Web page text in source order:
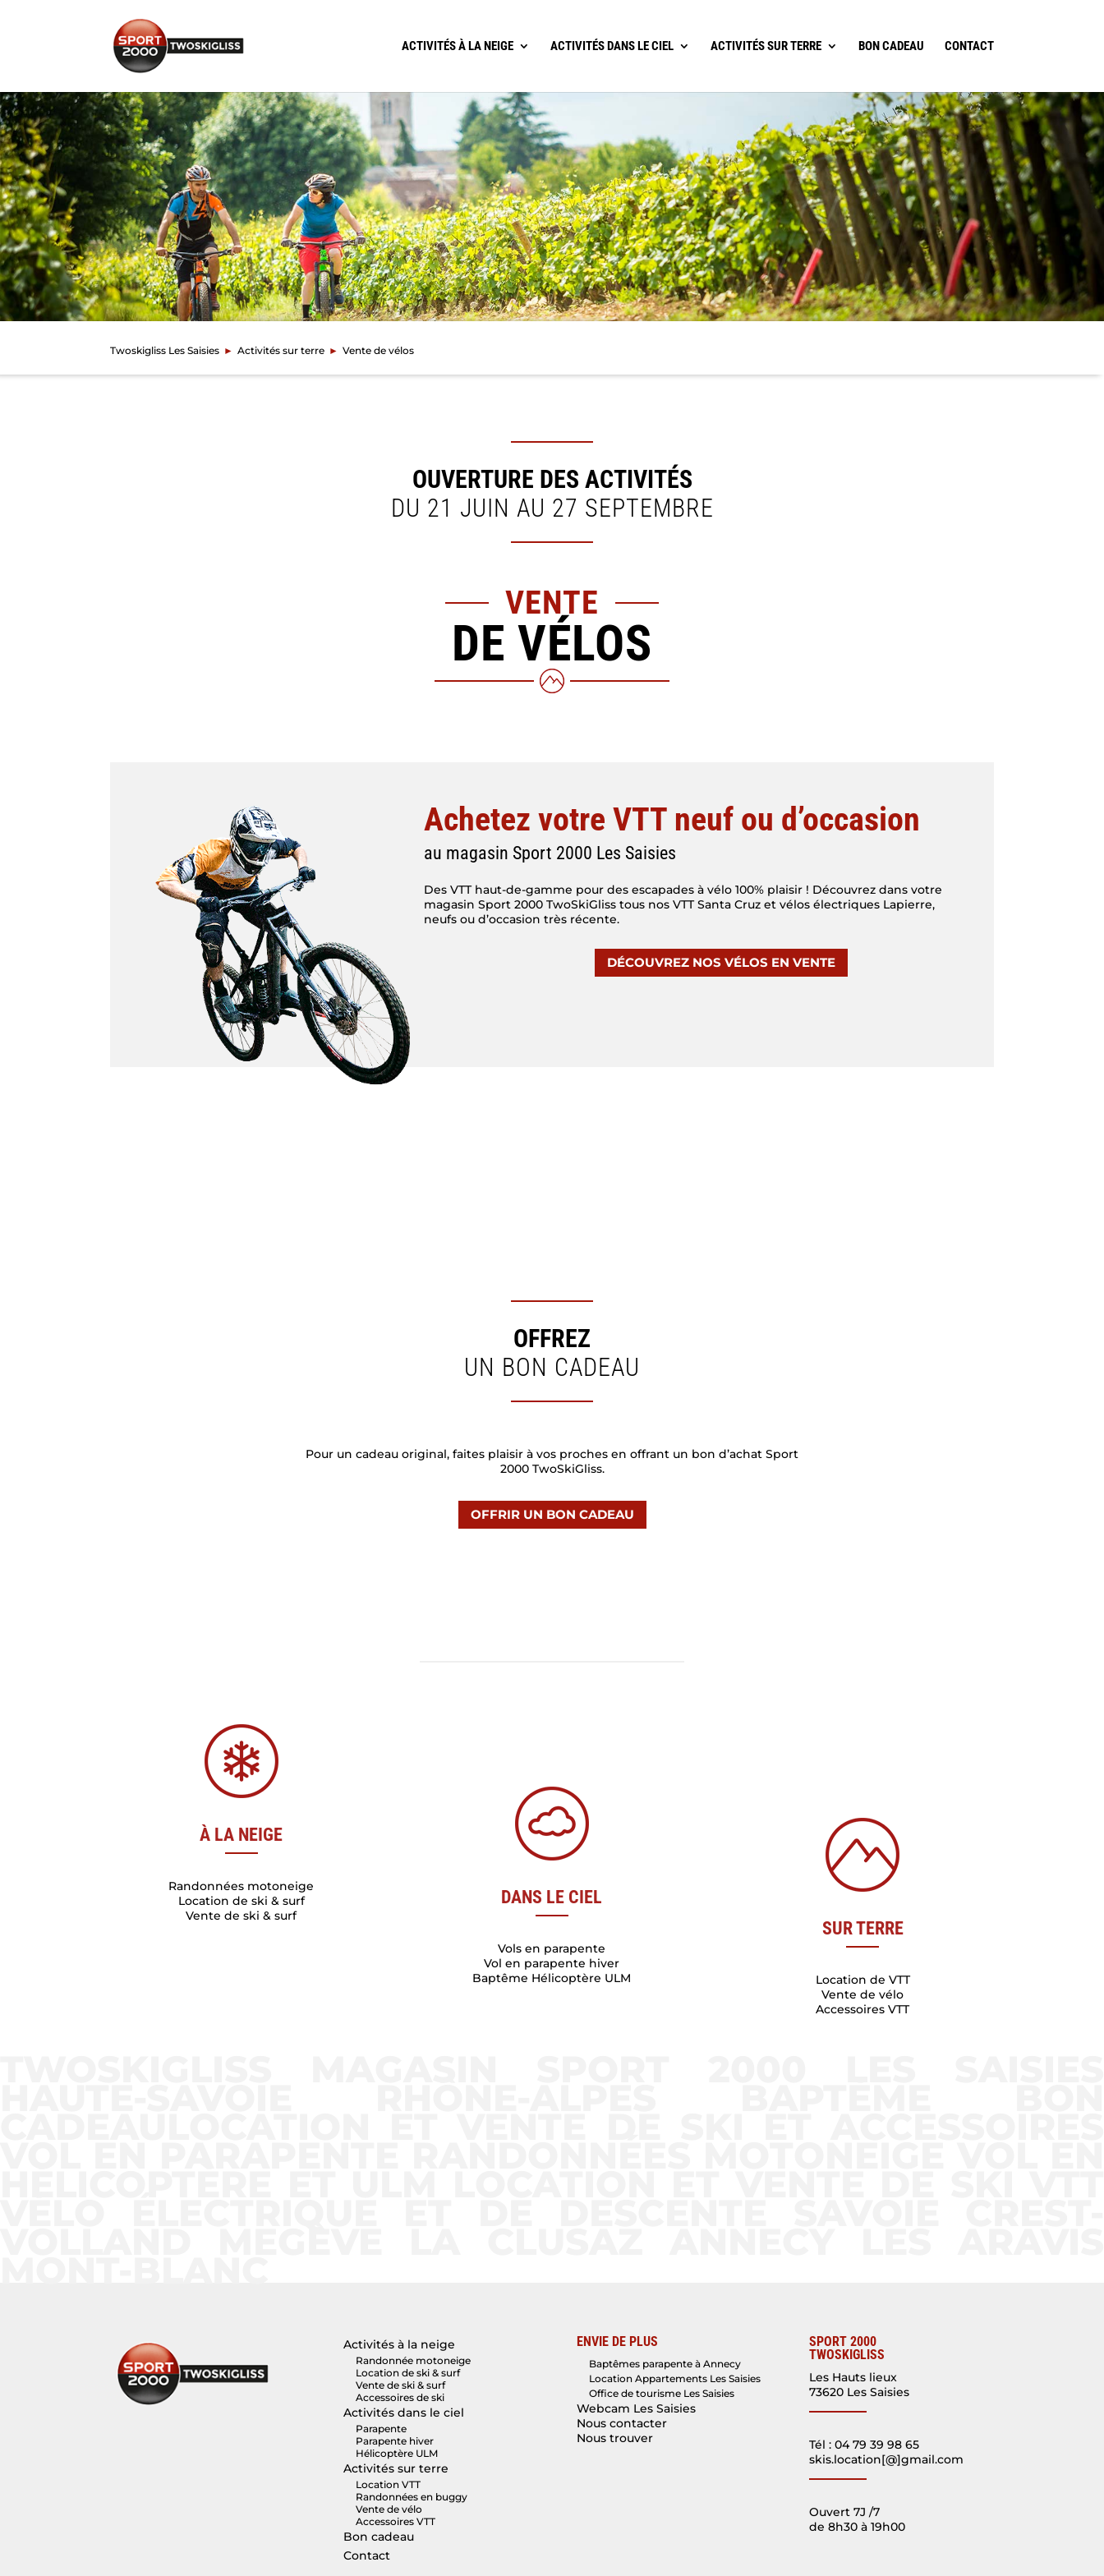
ACTIVITÉS À LA NEIGE ACTIVITÉS DANS LE CIEL ACTIVITÉS SUR TERRE BON CADEAU CONTACT
Twoskigliss Les Saisies ► Activités sur terre ► Vente de vélos
OUVERTURE DES ACTIVITÉS
DU 21 JUIN AU 27 SEPTEMBRE
VENTE
DE VÉLOS
Achetez votre VTT neuf ou d’occasion
au magasin Sport 2000 Les Saisies
Des VTT haut-de-gamme pour des escapades à vélo 100% plaisir ! Découvrez dans votre
magasin Sport 2000 TwoSkiGliss tous nos VTT Santa Cruz et vélos électriques Lapierre,
neufs ou d’occasion très récente.
DÉCOUVREZ NOS VÉLOS EN VENTE
OFFREZ
UN BON CADEAU
Pour un cadeau original, faites plaisir à vos proches en offrant un bon d’achat Sport
2000 TwoSkiGliss.
OFFRIR UN BON CADEAU
À LA NEIGE
Randonnées motoneige
Location de ski & surf
Vente de ski & surf
DANS LE CIEL
Vols en parapente
Vol en parapente hiver
Baptême Hélicoptère ULM
SUR TERRE
Location de VTT
Vente de vélo
Accessoires VTT
Activités à la neige
Randonnée motoneige
Location de ski & surf
Vente de ski & surf
Accessoires de ski
Activités dans le ciel
Parapente
Parapente hiver
Hélicoptère ULM
Activités sur terre
Location VTT
Randonnées en buggy
Vente de vélo
Accessoires VTT
Bon cadeau
Contact
ENVIE DE PLUS
Baptêmes parapente à Annecy
Location Appartements Les Saisies
Office de tourisme Les Saisies
Webcam Les Saisies
Nous contacter
Nous trouver
SPORT 2000
TWOSKIGLISS
Les Hauts lieux
73620 Les Saisies
Tél : 04 79 39 98 65
skis.location[@]gmail.com
Ouvert 7J /7
de 8h30 à 19h00